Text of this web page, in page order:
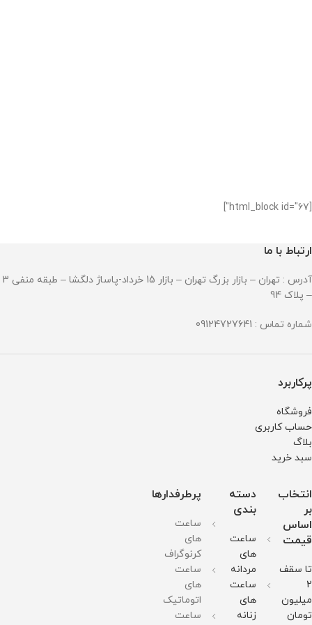
[html_block id="67"]
ارتباط با ما
آدرس : تهران – بازار بزرگ تهران – بازار 15 خرداد-پاساژ دلگشا – طبقه منفی 3
– پلاک 94
شماره تماس : 09124727641
پرکاربرد
فروشگاه
حساب کاربری
بلاگ
سبد خرید
انتخاب
بر
اساس
قیمت
تا سقف
2
میلیون
تومان
دسته
بندی
ساعت
های
مردانه
ساعت
های
زنانه
پرطرفدارها
ساعت
های
کرنوگراف
ساعت
های
اتوماتیک
ساعت